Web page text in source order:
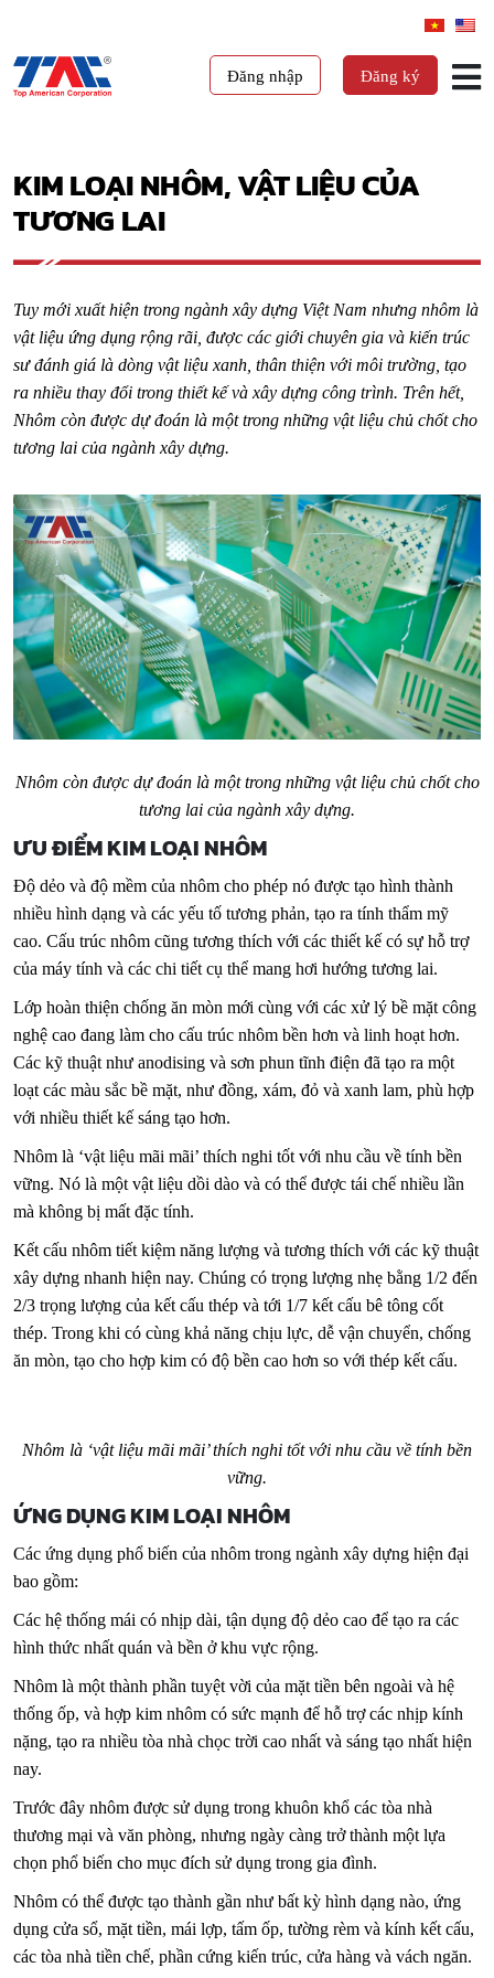
Đăng nhập Đăng ký
KIM LOẠI NHÔM, VẬT LIỆU CỦA
TƯƠNG LAI
Tuy mới xuất hiện trong ngành xây dựng Việt Nam nhưng nhôm là
vật liệu ứng dụng rộng rãi, được các giới chuyên gia và kiến trúc
sư đánh giá là dòng vật liệu xanh, thân thiện với môi trường, tạo
ra nhiều thay đổi trong thiết kế và xây dựng công trình. Trên hết,
Nhôm còn được dự đoán là một trong những vật liệu chủ chốt cho
tương lai của ngành xây dựng.
Nhôm còn được dự đoán là một trong những vật liệu chủ chốt cho
tương lai của ngành xây dựng.
ƯU ĐIỂM KIM LOẠI NHÔM
Độ dẻo và độ mềm của nhôm cho phép nó được tạo hình thành
nhiều hình dạng và các yếu tố tương phản, tạo ra tính thẩm mỹ
cao. Cấu trúc nhôm cũng tương thích với các thiết kế có sự hỗ trợ
của máy tính và các chi tiết cụ thể mang hơi hướng tương lai.
Lớp hoàn thiện chống ăn mòn mới cùng với các xử lý bề mặt công
nghệ cao đang làm cho cấu trúc nhôm bền hơn và linh hoạt hơn.
Các kỹ thuật như anodising và sơn phun tĩnh điện đã tạo ra một
loạt các màu sắc bề mặt, như đồng, xám, đỏ và xanh lam, phù hợp
với nhiều thiết kế sáng tạo hơn.
Nhôm là ‘vật liệu mãi mãi’ thích nghi tốt với nhu cầu về tính bền
vững. Nó là một vật liệu dồi dào và có thể được tái chế nhiều lần
mà không bị mất đặc tính.
Kết cấu nhôm tiết kiệm năng lượng và tương thích với các kỹ thuật
xây dựng nhanh hiện nay. Chúng có trọng lượng nhẹ bằng 1/2 đến
2/3 trọng lượng của kết cấu thép và tới 1/7 kết cấu bê tông cốt
thép. Trong khi có cùng khả năng chịu lực, dễ vận chuyển, chống
ăn mòn, tạo cho hợp kim có độ bền cao hơn so với thép kết cấu.
Nhôm là ‘vật liệu mãi mãi’ thích nghi tốt với nhu cầu về tính bền
vững.
ỨNG DỤNG KIM LOẠI NHÔM
Các ứng dụng phổ biến của nhôm trong ngành xây dựng hiện đại
bao gồm:
Các hệ thống mái có nhịp dài, tận dụng độ dẻo cao để tạo ra các
hình thức nhất quán và bền ở khu vực rộng.
Nhôm là một thành phần tuyệt vời của mặt tiền bên ngoài và hệ
thống ốp, và hợp kim nhôm có sức mạnh để hỗ trợ các nhịp kính
nặng, tạo ra nhiều tòa nhà chọc trời cao nhất và sáng tạo nhất hiện
nay.
Trước đây nhôm được sử dụng trong khuôn khổ các tòa nhà
thương mại và văn phòng, nhưng ngày càng trở thành một lựa
chọn phổ biến cho mục đích sử dụng trong gia đình.
Nhôm có thể được tạo thành gần như bất kỳ hình dạng nào, ứng
dụng cửa sổ, mặt tiền, mái lợp, tấm ốp, tường rèm và kính kết cấu,
các tòa nhà tiền chế, phần cứng kiến ​​trúc, cửa hàng và vách ngăn.